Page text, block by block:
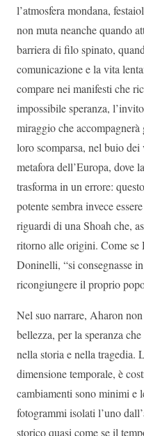
l’atmosfera mondana,
non muta neanche quando
barriera di filo spinato,
comunicazione e la vita
compare nei manifesti che
impossibile speranza,
miraggio che
loro scomparsa, nel buio
metafora dell’Europa, dove
trasforma in un errore:
potente sembra invece
riguardi di una Shoah che,
ritorno alle origini. Come se
Doninelli, “si consegnasse
ricongiungere il proprio
Nel suo narrare, Aharon
bellezza, per la speranza
nella storia e nella tragedia.
dimensione temporale, è
cambiamenti sono minimi e
fotogrammi isolati l’uno
storico quasi come se il